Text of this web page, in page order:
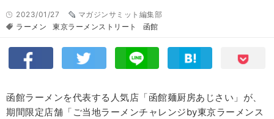
2023/01/27
マガジンサミット編集部
ラーメン
東京ラーメンストリート 函館
函館ラーメンを代表する人気店「函館麺厨房あじさい」が、
期間限定店舗「ご当地ラーメンチャレンジby東京ラーメンス